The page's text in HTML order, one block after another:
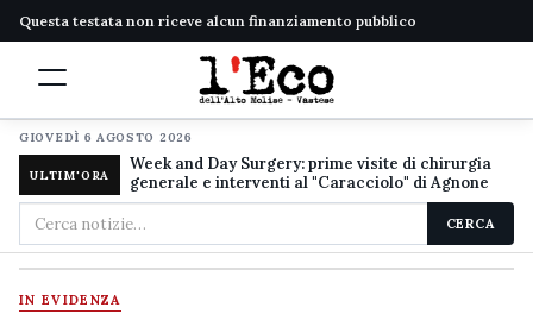
Questa testata non riceve alcun finanziamento pubblico
GIOVEDÌ 6 AGOSTO 2026
ULTIM'ORA
Week and Day Surgery: prime visite di chirurgia
generale e interventi al "Caracciolo" di Agnone
Cerca
nel
sito
CERCA
IN EVIDENZA